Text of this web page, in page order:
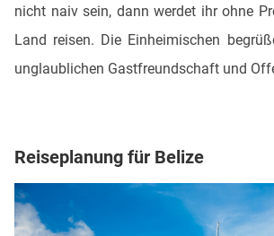
nicht naiv sein, dann werdet ihr ohne
Land reisen. Die Einheimischen
unglaublichen Gastfreundschaft und
Reiseplanung für Belize